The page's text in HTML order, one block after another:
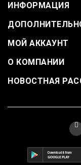
ИНФОРМАЦИЯ
МОЙ АККАУНТ
О КОМПАНИИ
НОВОСТНАЯ